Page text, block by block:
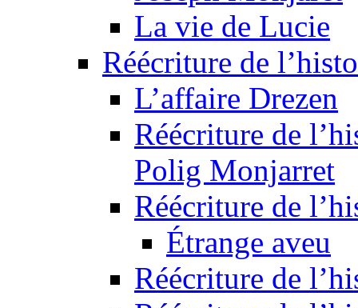
La vie de Lucie
Réécriture de
L’affaire Drezen
Réécriture de
Polig Monjarret
Réécriture de
Étrange aveu
Réécriture de